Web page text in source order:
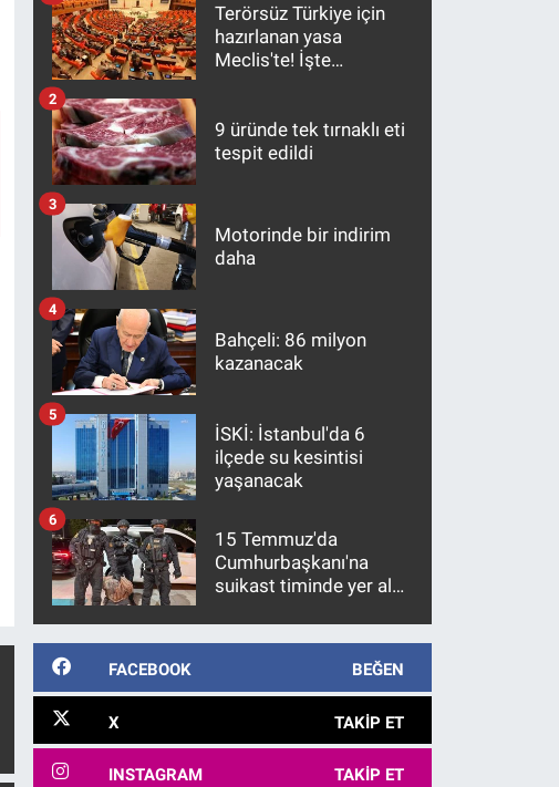
Terörsüz Türkiye için
hazırlanan yasa
Meclis'te! İşte
9 üründe tek tırnaklı eti
tespit edildi
2
Motorinde bir indirim
daha
3
Bahçeli: 86 milyon
kazanacak
4
İSKİ: İstanbul'da 6
ilçede su kesintisi
yaşanacak
5
15 Temmuz'da
Cumhurbaşkanı'na
suikast timinde yer alan
10 yıl sonra yakalandı
6
FACEBOOK BEĞEN
X TAKIP ET
INSTAGRAM TAKIP ET